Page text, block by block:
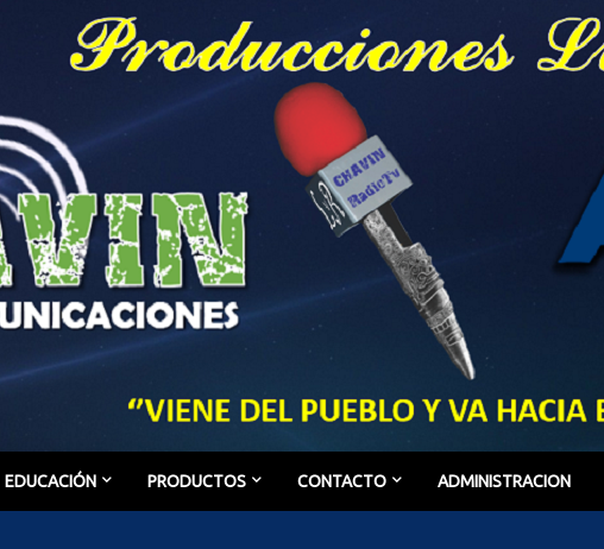
EDUCACIÓN PRODUCTOS CONTACTO ADMINISTRACION